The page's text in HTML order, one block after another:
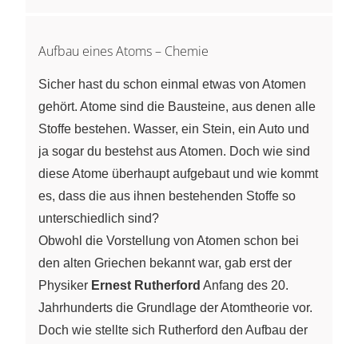
Aufbau eines Atoms – Chemie
Sicher hast du schon einmal etwas von Atomen
gehört. Atome sind die Bausteine, aus denen alle
Stoffe bestehen. Wasser, ein Stein, ein Auto und
ja sogar du bestehst aus Atomen. Doch wie sind
diese Atome überhaupt aufgebaut und wie kommt
es, dass die aus ihnen bestehenden Stoffe so
unterschiedlich sind?
Obwohl die Vorstellung von Atomen schon bei
den alten Griechen bekannt war, gab erst der
Physiker Ernest Rutherford Anfang des 20.
Jahrhunderts die Grundlage der Atomtheorie vor.
Doch wie stellte sich Rutherford den Aufbau der